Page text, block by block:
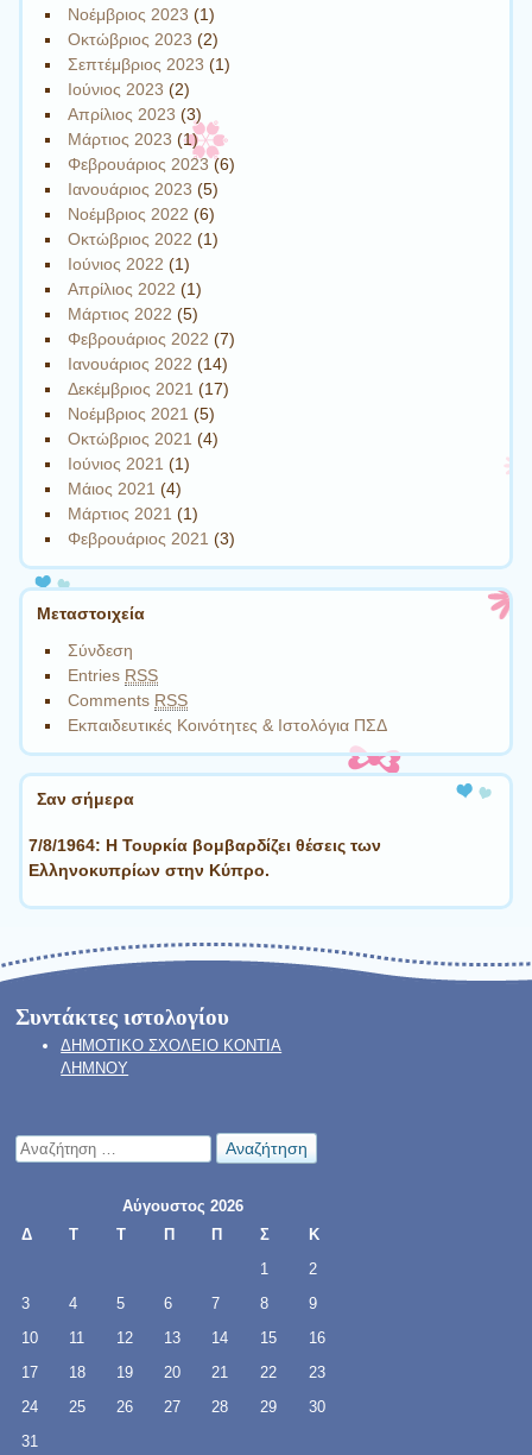
Νοέμβριος 2023 (1)
Οκτώβριος 2023 (2)
Σεπτέμβριος 2023 (1)
Ιούνιος 2023 (2)
Απρίλιος 2023 (3)
Μάρτιος 2023 (1)
Φεβρουάριος 2023(6)
Ιανουάριος 2023 (5)
Νοέμβριος 2022 (6)
Οκτώβριος 2022 (1)
Ιούνιος 2022 (1)
Απρίλιος 2022 (1)
Μάρτιος 2022 (5)
Φεβρουάριος 2022 (7)
Ιανουάριος 2022 (14)
Δεκέμβριος 2021 (17)
Νοέμβριος 2021 (5)
Οκτώβριος 2021 (4)
Ιούνιος 2021 (1)
Μάιος 2021 (4)
Μάρτιος 2021 (1)
Φεβρουάριος 2021 (3)
Μεταστοιχεία
Σύνδεση
Entries RSS
Comments RSS
Εκπαιδευτικές Κοινότητες & Ιστολόγια ΠΣΔ
Σαν σήμερα
7/8/1964: Η Τουρκία βομβαρδίζει θέσεις των
Ελληνοκυπρίων στην Κύπρο.
Συντάκτες ιστολογίου
ΔΗΜΟΤΙΚΟ ΣΧΟΛΕΙΟ ΚΟΝΤΙΑ
ΛΗΜΝΟΥ
Αναζήτηση
Αύγουστος 2026
Δ
Τ Τ Π Π Σ
Κ
1
2
3
4 5 6 7 8
9
10
11 12 13 14 15
16
17
18 19 20 21 22
23
24
25 26 27 28 29
30
31